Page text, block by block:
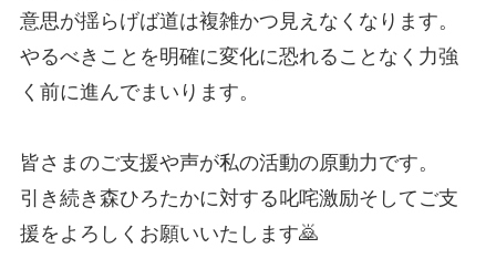
意思が揺らげば道は複雑かつ見えなくなります。
やるべきことを明確に変化に恐れることなく力強
く前に進んでまいります。
皆さまのご支援や声が私の活動の原動力です。
引き続き森ひろたかに対する叱咤激励そしてご支
援をよろしくお願いいたします🙇